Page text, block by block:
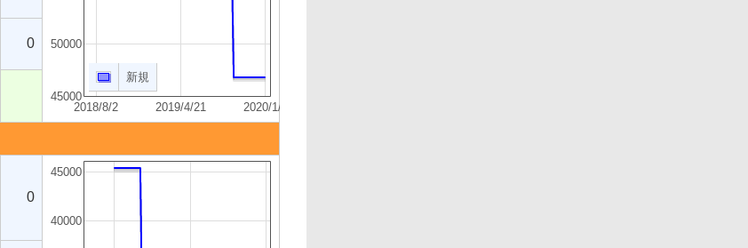
2018/8/2 2019/4/21 2020/1/9
45000
50000
新規
0
0
40000
45000